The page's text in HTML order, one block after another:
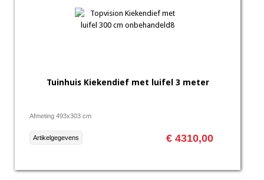
Tuinhuis Kiekendief met luifel 3 meter
Afmeting 493x303 cm
€ 4310,00
Artikelgegevens